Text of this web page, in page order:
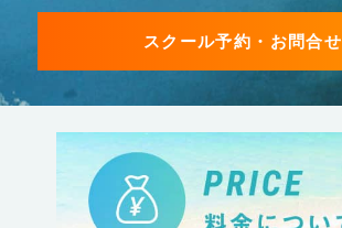
スクール予約・お問合せ